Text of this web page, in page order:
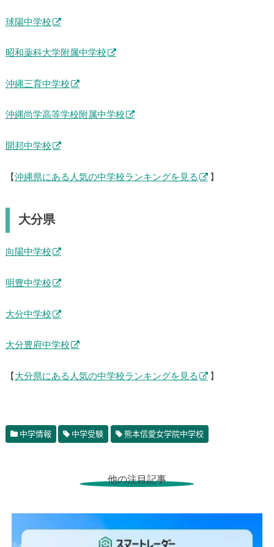
沖縄県
興南中学校
球陽中学校
昭和薬科大学附属中学校
沖縄三育中学校
沖縄尚学高等学校附属中学校
開邦中学校
大分県
向陽中学校
明豊中学校
大分中学校
【大分県にある人気の中学校ランキングを見る
他の注目記事